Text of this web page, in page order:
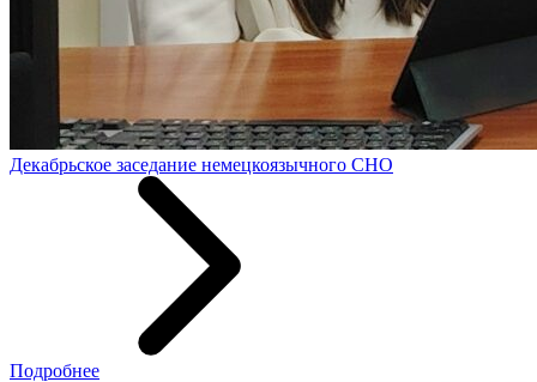
Декабрьское заседание немецкоязычного СНО
Подробнее